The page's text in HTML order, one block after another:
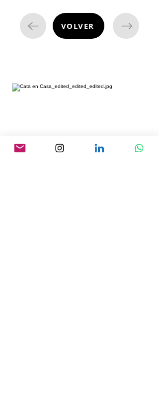
VOLVER